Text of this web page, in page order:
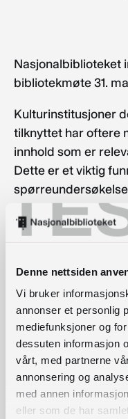
Denne nettsiden
Vi bruker
annonser et personlig
mediefunksjoner og
dessuten informasjon
vårt, med partnerne
annonsering og
med annen
eller som de har
Nasjonalbiblioteket
bibliotekmøte 31.
Kulturinstitusjoner
tilknyttet har oftere
innhold som er
Dette er et viktig
På denne
betydningen av
for inkludering,
nettverk, og å
Et utvalg
Hvordan lager man
som treffer bredt?
jobben?